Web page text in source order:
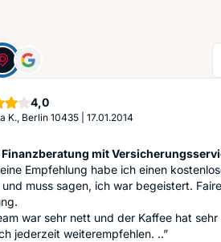
4,0Sterne
K., Berlin 10435 17.01.2014
Finanzberatung mit
Empfehlung habe ich einen
und muss sagen, ich war begeistert.
war sehr nett und der Kaffee hat
jederzeit weiterempfehlen. ..”